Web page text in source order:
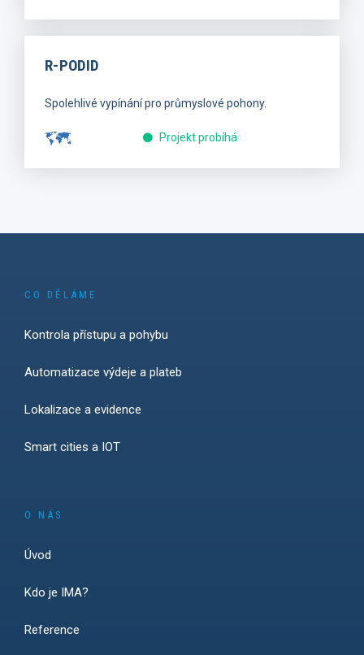
R-PODID
Spolehlivé vypínání pro průmyslové pohony.
Projekt probíhá
CO DĚLÁME
Kontrola přístupu a pohybu
Automatizace výdeje a plateb
Lokalizace a evidence
Smart cities a IOT
O NÁS
Úvod
Kdo je IMA?
Reference